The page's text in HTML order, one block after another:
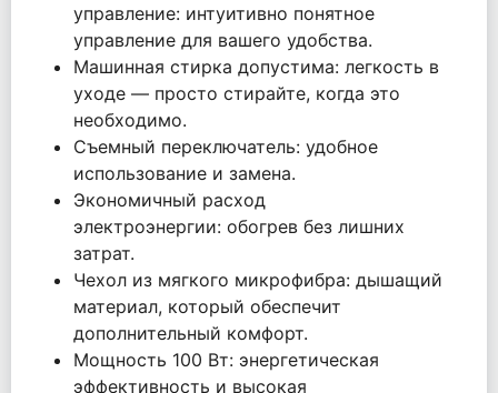
управление: интуитивно понятное
управление для вашего удобства.
Машинная стирка допустима: легкость в
уходе — просто стирайте, когда это
необходимо.
Съемный переключатель: удобное
использование и замена.
Экономичный расход
электроэнергии: обогрев без лишних
затрат.
Чехол из мягкого микрофибра: дышащий
материал, который обеспечит
дополнительный комфорт.
Мощность 100 Вт: энергетическая
эффективность и высокая